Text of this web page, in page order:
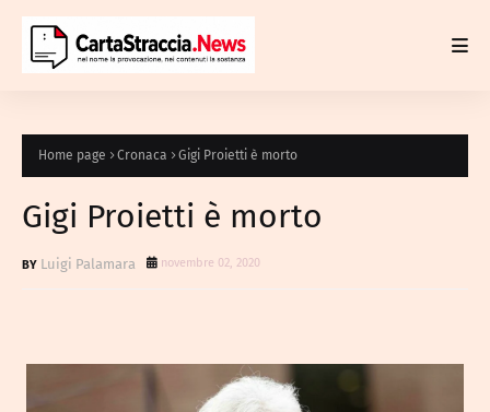
Home page Cronaca Gigi Proietti è morto
Gigi Proietti è morto
Luigi Palamara novembre 02, 2020